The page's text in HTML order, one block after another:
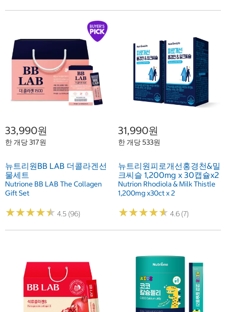
33,990원
한 개당 317원
뉴트리원BB LAB 더콜라겐선
물세트
Nutrione BB LAB The Collagen
Gift Set
★★★★★
★★★★★ 4.5 (96)
31,990원
한 개당 533원
뉴트리원피로개선홍경천&밀
크씨슬 1,200mg x 30캡슐x2
Nutrion Rhodiola & Milk Thistle
1,200mg x30ct x 2
★★★★★
★★★★★ 4.6 (7)